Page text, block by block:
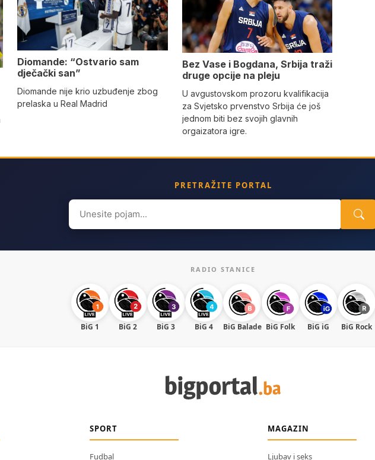
Diomande: “Ostvario sam
dječački san”
Diomande nije krio uzbuđenje zbog
prelaska u Real Madrid
Bez Vase i Bogdana, Srbija traži
druge opcije na pleju
U avgustovskom prozoru kvalifikacija
za Svjetsko prvenstvo Srbija će još
jednom biti bez svojih glavnih
orgaizatora igre.
PRETRAŽITE PORTAL
Search
for:
RADIO STANICE
BiG 1 BiG 2 BiG 3 BiG 4 BiG Balade BiG Folk BiG iG BiG Rock
SPORT
Fudbal
MAGAZIN
Ljubav i seks